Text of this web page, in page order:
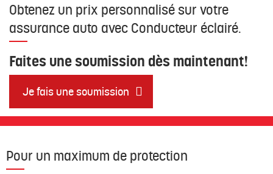
Obtenez un prix personnalisé sur votre
assurance auto avec Conducteur éclairé.
Faites une soumission dès maintenant!
Je fais une soumission
Pour un maximum de protection